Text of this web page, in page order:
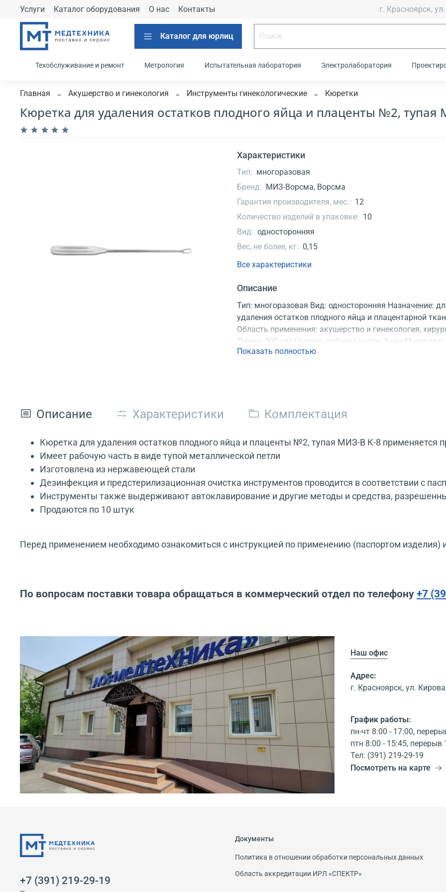
Услуги Каталог оборудования О нас Контакты г. Красноярск,
Каталог для юрлиц
Техобслуживание и ремонт Метрология Испытательная лаборатория Электролаборатория
Главная Акушерство и гинекология Инструменты гинекологические Кюретки
Кюретка для удаления остатков плодного яйца и плаценты №2,
Характеристики
Тип: многоразовая
Бренд: МИЗ-Ворсма, Ворсма
Гарантия производителя, мес.: 12
Количество изделий в упаковке: 10
Вид: односторонняя
Вес, не более, кг: 0,15
Все характеристики
Описание
Тип: многоразовая Вид: односторонняя Назначение:
удаления остатков плодного яйца и плацентарной
Область применения: акушерство и гинекология,
Длина: 300 мм Ширина рабочей части: 9 мм Материал:
нержавеющая сталь Продаются: по 10 шт.
Показать полностью
Описание Характеристики Комплектация
Кюретка для удаления остатков плодного яйца и плаценты №2, тупая МИЗ-В К-8 применяется
Имеет рабочую часть в виде тупой металлической петли
Изготовлена из нержавеющей стали
Дезинфекция и предстерилизационная очистка инструментов проводится в соответствии с
Инструменты также выдерживают автоклавирование и другие методы и средства,
Продаются по 10 штук
Перед применением необходимо ознакомиться с инструкцией по применению (паспортом изделия)
По вопросам поставки товара обращаться в коммерческий отдел по телефону +7
Наш офис
Адрес:
г. Красноярск, ул.
График работы:
пн-чт 8:00 - 17:00,
птн 8:00 - 15:45, перерыв
Тел: (391) 219-29-19
Посмотреть на карте
Документы
Политика в отношении обработки персональных данных
Область аккредитации ИРЛ «СПЕКТР»
+7 (391) 219-29-19